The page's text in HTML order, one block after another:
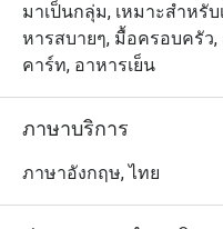
มาเป็นกลุ่ม, เหมาะสำหรับ
หารสบายๆ, มื้อครอบครัว,
คาร์ท, อาหารเย็น
ภาษาบริการ
ภาษาอังกฤษ, ไทย